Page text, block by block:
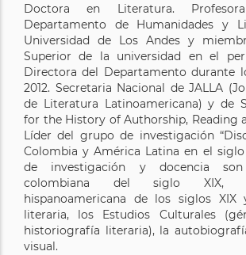
Doctora en Literatura.
Departamento de Humanidades y
Universidad de Los Andes y
Superior de la universidad en el
Directora del Departamento durante
2012. Secretaria Nacional de JALLA
de Literatura Latinoamericana) y de
for the History of Authorship, Reading
Líder del grupo de investigación
Colombia y América Latina en el siglo
de investigación y docencia
colombiana del siglo XIX,
hispanoamericana de los siglos
literaria, los Estudios Culturales
historiografía literaria), la
visual.